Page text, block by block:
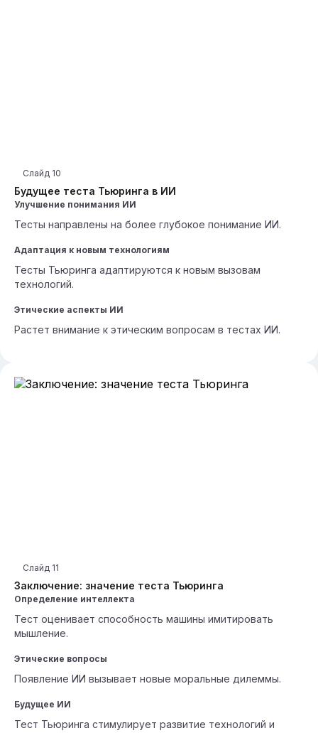
Будущее теста Тьюринга в ИИ
Слайд 10
Улучшение понимания ИИ
Тесты направлены на более глубокое понимание ИИ.
Адаптация к новым технологиям
Тесты Тьюринга адаптируются к новым вызовам
технологий.
Этические аспекты ИИ
Растет внимание к этическим вопросам в тестах ИИ.
Заключение: значение теста Тьюринга
Слайд 11
Определение интеллекта
Тест оценивает способность машины имитировать
мышление.
Этические вопросы
Появление ИИ вызывает новые моральные дилеммы.
Будущее ИИ
Тест Тьюринга стимулирует развитие технологий и